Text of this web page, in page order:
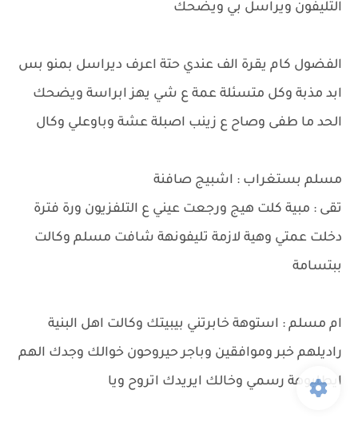
التليفون ويراسل بي ويضحك
الفضول كام يقرة الف عندي حتة اعرف ديراسل بمنو بس
ابد مذبة وكل متسئلة عمة ع شي يهز ابراسة ويضحك
الحد ما طفى وصاح ع زينب اصبلة عشة وباوعلي وكال
مسلم بستغراب : اشبيج صافنة
تقى : مبية كلت هيج ورجعت عيني ع التلفزيون ورة فترة
دخلت عمتي وهية لازمة تليفونهة شافت مسلم وكالت
ببتسامة
ام مسلم : استوهة خابرتني بيبيتك وكالت اهل البنية
راديلهم خبر وموافقين وباجر حيروحون خوالك وجدك الهم
ايطلبوهة رسمي وخالك ايريدك اتروح ويا